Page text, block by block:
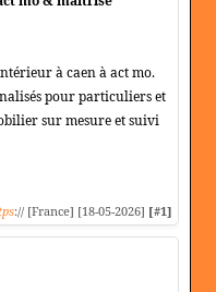
à caen à act mo.
pour particuliers et
sur mesure et suivi
:// [France] [18-05-2026] [#1]